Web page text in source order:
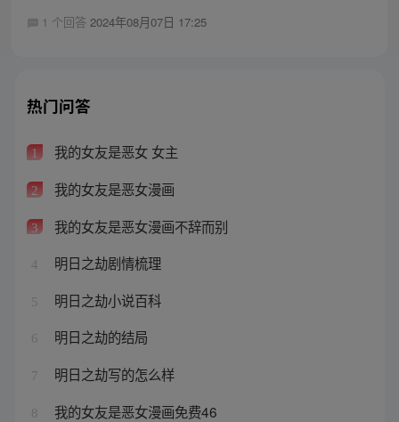
1 个回答 2024年08月07日 17:25
热门问答
1 我的女友是恶女 女主
2 我的女友是恶女漫画
3 我的女友是恶女漫画不辞而别
4 明日之劫剧情梳理
5 明日之劫小说百科
6 明日之劫的结局
7 明日之劫写的怎么样
8 我的女友是恶女漫画免费46